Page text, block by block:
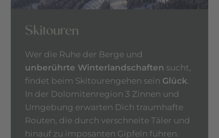
Skitouren
Wer die Ruhe der Berge und
unberührte Winterlandschaften sucht,
findet beim Skitourengehen sein Glück.
In der Dolomitenregion 3 Zinnen und
Umgebung erwarten Dich traumhafte
Routen, die durch verschneite Täler und
hinauf zu imposanten Gipfeln führen.